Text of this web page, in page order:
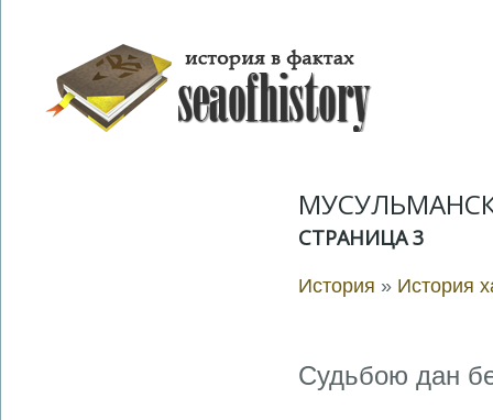
СТРАНИЦА 3
История » История
Судьбою дан